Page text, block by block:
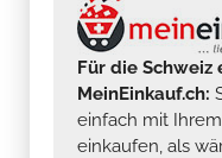
Für die
MeinEinkauf.ch:
einfach mit Ihrem
einkaufen, als